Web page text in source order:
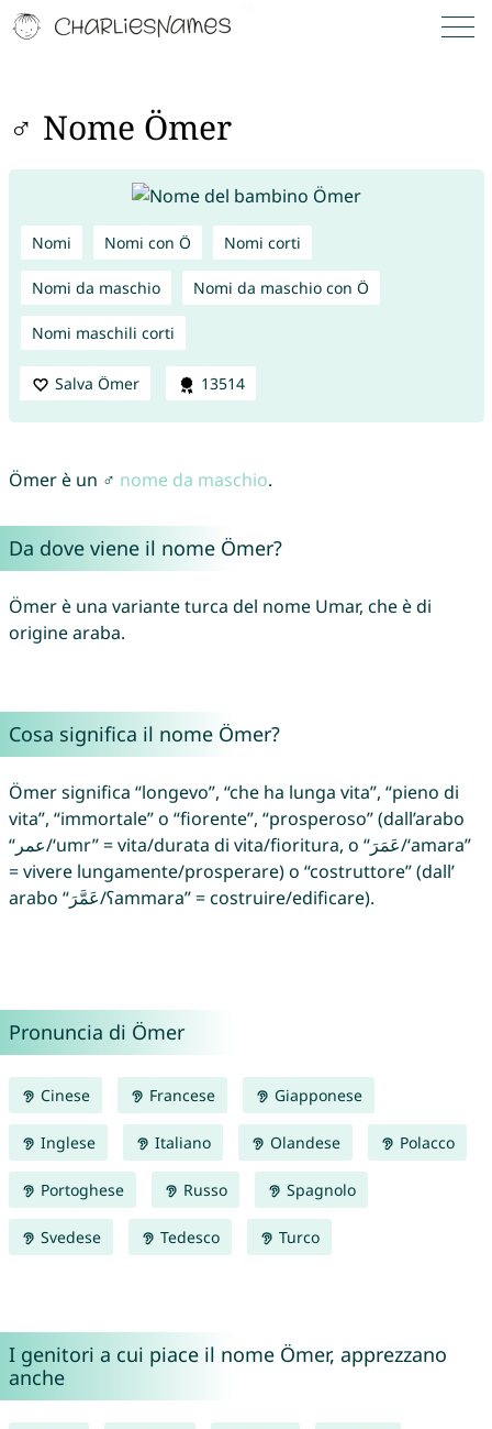
♂ Nome Ömer
Nomi Nomi con Ö Nomi corti
Nomi da maschio Nomi da maschio con Ö
Nomi maschili corti
Salva Ömer 13514
Ömer è un ♂ nome da maschio.
Da dove viene il nome Ömer?
Ömer è una variante turca del nome Umar, che è di
origine araba.
Cosa significa il nome Ömer?
Ömer significa “longevo”, “che ha lunga vita”, “pieno di
vita”, “immortale” o “fiorente”, “prosperoso” (dall’arabo
“عمر/‘umr” = vita/durata di vita/fioritura, o “عَمَرَ/‘amara”
= vivere lungamente/prosperare) o “costruttore” (dall’
arabo “عَمَّرَ/ʕammara” = costruire/edificare).
Pronuncia di Ömer
Cinese Francese Giapponese
Inglese Italiano Olandese Polacco
Portoghese Russo Spagnolo
Svedese Tedesco Turco
I genitori a cui piace il nome Ömer, apprezzano
anche